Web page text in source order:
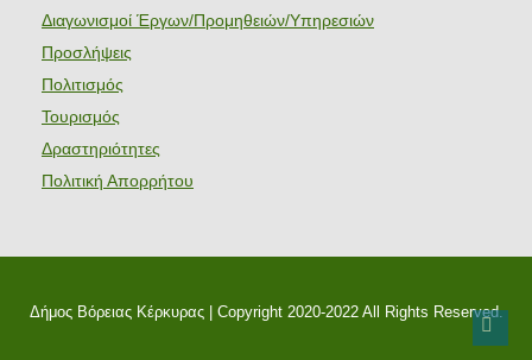
Διαγωνισμοί Έργων/Προμηθειών/Υπηρεσιών
Προσλήψεις
Πολιτισμός
Τουρισμός
Δραστηριότητες
Πολιτική Απορρήτου
Δήμος Βόρειας Κέρκυρας | Copyright 2020-2022 All Rights Reserved.
Back